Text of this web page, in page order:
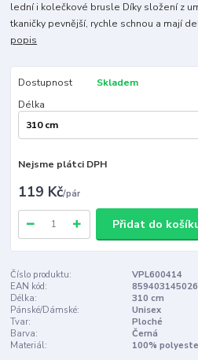
lední i kolečkové brusle Díky složení z
tkaničky pevnější, rychle schnou a mají
popis
Dostupnost
Skladem
Délka
Nejsme plátci DPH
119 Kč/pár
Přidat do
Číslo produktu:
VPL600414
EAN kód:
Délka:
310 cm
Pánské/Dámské:
Unisex
Tvar:
Ploché
Barva:
Černá
Materiál:
100%